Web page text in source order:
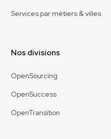
Services par métiers & villes
Nos divisions
OpenSourcing
OpenSuccess
OpenTransition